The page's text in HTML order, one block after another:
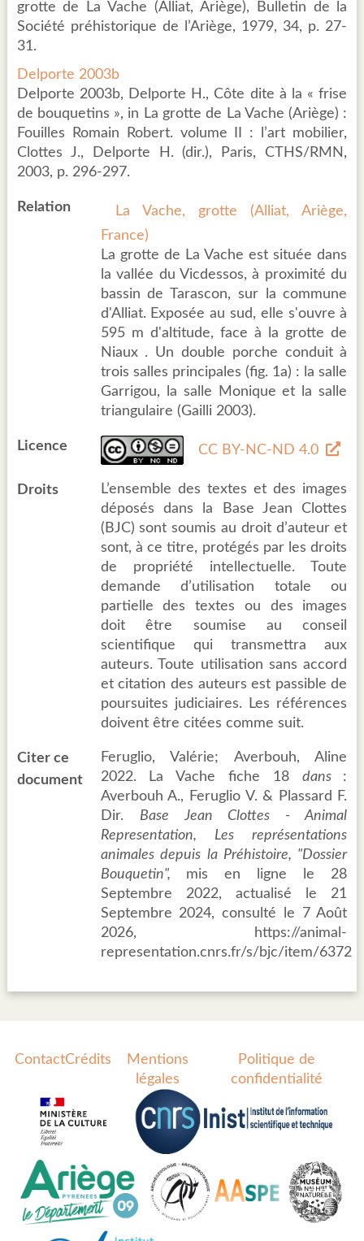
grotte de La Vache (Alliat, Ariège), Bulletin de la
Société préhistorique de l’Ariège, 1979, 34, p. 27-
31.
Delporte 2003b
Delporte 2003b, Delporte H., Côte dite à la « frise
de bouquetins », in La grotte de La Vache (Ariège) :
Fouilles Romain Robert. volume II : l’art mobilier,
Clottes J., Delporte H. (dir.), Paris, CTHS/RMN,
2003, p. 296-297.
Relation
La Vache, grotte (Alliat, Ariège,
France)
La grotte de La Vache est située dans
la vallée du Vicdessos, à proximité du
bassin de Tarascon, sur la commune
d'Alliat. Exposée au sud, elle s'ouvre à
595 m d'altitude, face à la grotte de
Niaux . Un double porche conduit à
trois salles principales (fig. 1a) : la salle
Garrigou, la salle Monique et la salle
triangulaire (Gailli 2003).
Licence CC BY-NC-ND 4.0
Droits
L’ensemble des textes et des images
déposés dans la Base Jean Clottes
(BJC) sont soumis au droit d’auteur et
sont, à ce titre, protégés par les droits
de propriété intellectuelle. Toute
demande d’utilisation totale ou
partielle des textes ou des images
doit être soumise au conseil
scientifique qui transmettra aux
auteurs. Toute utilisation sans accord
et citation des auteurs est passible de
poursuites judiciaires. Les références
doivent être citées comme suit.
Citer ce
document
Feruglio, Valérie; Averbouh, Aline
2022. La Vache fiche 18 dans :
Averbouh A., Feruglio V. & Plassard F.
Dir. Base Jean Clottes - Animal
Representation, Les représentations
animales depuis la Préhistoire, "Dossier
Bouquetin", mis en ligne le 28
Septembre 2022, actualisé le 21
Septembre 2024, consulté le 7 Août
2026, https://animal-
representation.cnrs.fr/s/bjc/item/6372
ContactCrédits
Mentions
légales
Politique de
confidentialité